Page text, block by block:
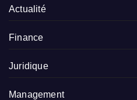
Actualité
Finance
Juridique
Management